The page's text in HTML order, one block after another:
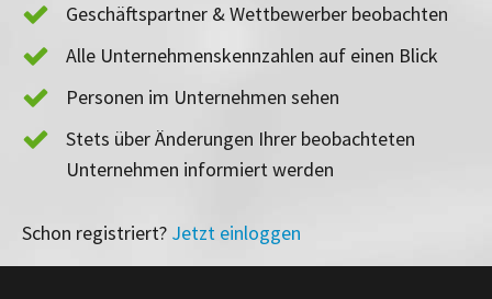
Geschäftspartner & Wettbewerber beobachten
Alle Unternehmenskennzahlen auf einen Blick
Personen im Unternehmen sehen
Stets über Änderungen Ihrer beobachteten
Unternehmen informiert werden
Schon registriert? Jetzt einloggen